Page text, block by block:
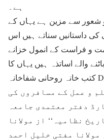
ہے۔
شعور سے مزین ہے یہاں کے
کی داستانیں سناتے ہیں اس
و فراست کے انمول خزانے
والے اساتذہ ہیں یہاں کا
و عمل کے مسافروں کی
دفتر معتمدی جامعہ
نظامیہ‘‘ از مولانا
مفتی خلیل احمد